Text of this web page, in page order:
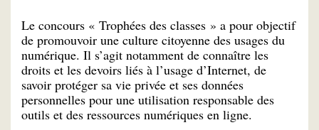
Le concours « Trophées des classes » a pour objectif
de promouvoir une culture citoyenne des usages du
numérique. Il s’agit notamment de connaître les
droits et les devoirs liés à l’usage d’Internet, de
savoir protéger sa vie privée et ses données
personnelles pour une utilisation responsable des
outils et des ressources numériques en ligne.